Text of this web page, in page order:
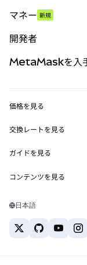
パーペチュアル
RWA
マネー 新規
開発者
MetaMask
Snaps
Web3サービス
MetaMaskを入
セキュリティ
サポート
キャリア
お問い合わせ
価格を見る
イーサリアムの価格
Solanaの価格
Tetherの価格
交換レートを見る
ETH→USD
USDT→INR
BTC→INR
ETH→USDT
ガイドを見る
ETHの購入
USDTの購入
コンテンツを見る
Solanaウォレット
日本語